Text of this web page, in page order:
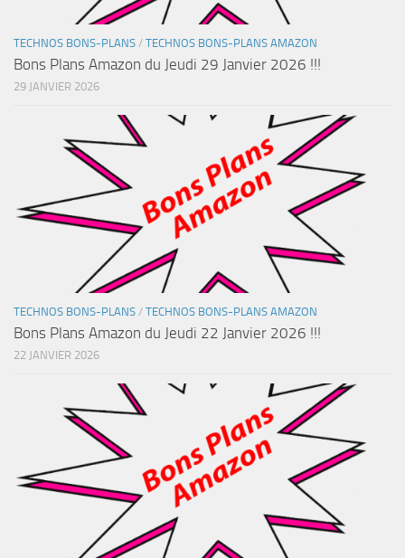
TECHNOS BONS-PLANS / TECHNOS BONS-PLANS AMAZON
Bons Plans Amazon du Jeudi 29 Janvier 2026 !!!
29 JANVIER 2026
TECHNOS BONS-PLANS / TECHNOS BONS-PLANS AMAZON
Bons Plans Amazon du Jeudi 22 Janvier 2026 !!!
22 JANVIER 2026